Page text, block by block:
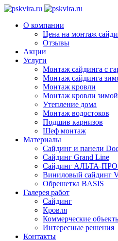
О компании
Цена на монтаж
Отзывы
Акции
Услуги
Монтаж сайдинга с
Монтаж сайдинга
Монтаж кровли
Монтаж кровли зимой
Утепление дома
Монтаж водостоков
Подшив карнизов
Шеф монтаж
Материалы
Сайдинг и панели
Сайдинг Grand Line
Сайдинг АЛЬТА-
Виниловый сайдинг
Обрешетка BASIS
Галерея работ
Сайдинг
Кровля
Коммерческие
Интересные решения
Контакты